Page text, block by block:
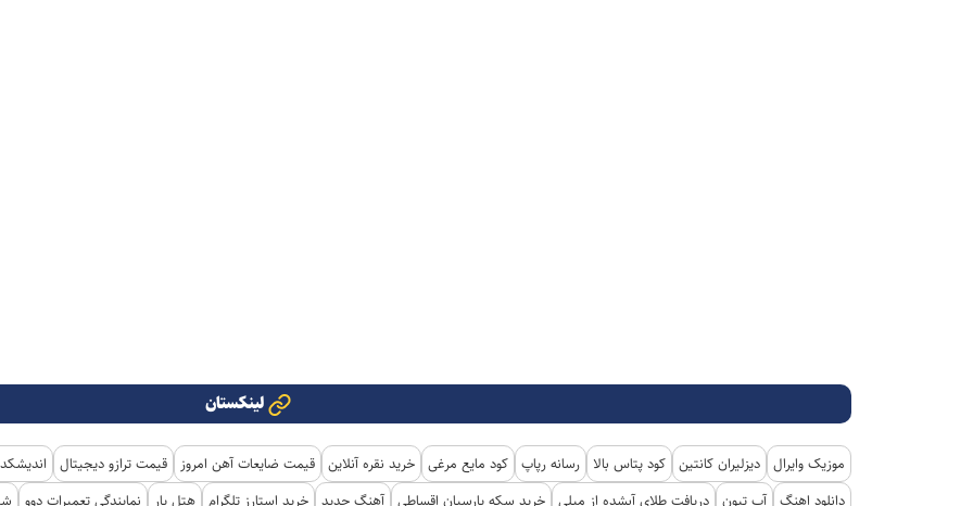
لینکستان
موزیک وایرال دیزلیران کانتین کود پتاس بالا رسانه رپاپ کود مایع مرغی خرید نقره آنلاین قیمت ضایعات آهن امروز قیمت ترازو دیجیتال
دانلود اهنگ آپ تیون دریافت طلای آبشده از میلی خرید سکه پارسیان اقساطی آهنگ جدید خرید استارز تلگرام هتل یار نمایندگی تعمیرات دوو